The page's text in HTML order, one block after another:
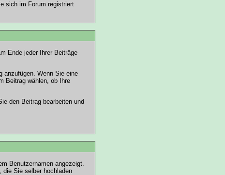
sich im Forum registriert
Ende jeder Ihrer Beiträge
anzufügen. Wenn Sie eine
Beitrag wählen, ob Ihre
den Beitrag bearbeiten und
Benutzernamen angezeigt.
die Sie selber hochladen